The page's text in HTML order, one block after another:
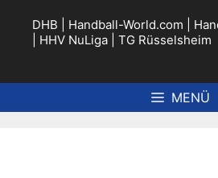
springen
DHB Handball-World.com
HHV NuLiga TG Rüsselsheim
MENÜ